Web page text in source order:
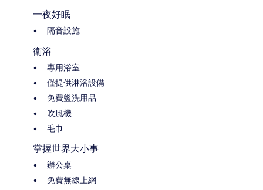
一夜好眠
隔音設施
衛浴
專用浴室
僅提供淋浴設備
免費盥洗用品
吹風機
毛巾
掌握世界大小事
辦公桌
免費無線上網